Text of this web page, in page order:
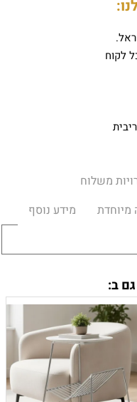
לקוח
משלוח
מיוחדת
מידע נוסף
ב: